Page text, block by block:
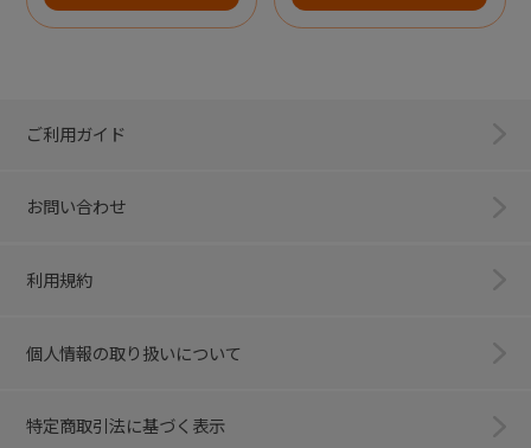
ご利用ガイド
お問い合わせ
利用規約
個人情報の取り扱いについて
特定商取引法に基づく表示